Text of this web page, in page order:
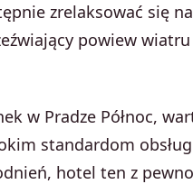
zrelaksować się na
powiew
w Pradze Północ,
standardom
hotel ten z